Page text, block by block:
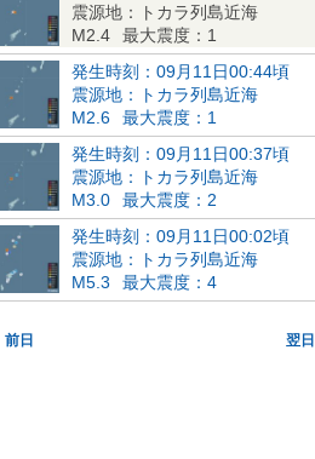
震源地：トカラ列島近海
M2.4
最大震度：1
発生時刻：09月11日00:44頃
震源地：トカラ列島近海
M2.6
最大震度：1
発生時刻：09月11日00:37頃
震源地：トカラ列島近海
M3.0
最大震度：2
発生時刻：09月11日00:02頃
震源地：トカラ列島近海
M5.3
最大震度：4
前日 翌日